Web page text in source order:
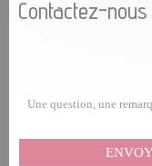
Contactez-nous
Une question, une